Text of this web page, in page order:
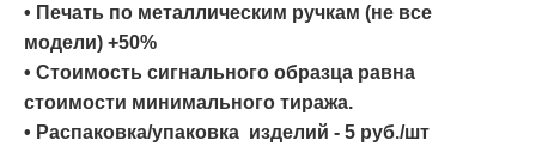
• Печать по металлическим ручкам (не все
модели) +50%
• Стоимость сигнального образца равна
стоимости минимального тиража.
• Распаковка/упаковка изделий - 5 руб./шт